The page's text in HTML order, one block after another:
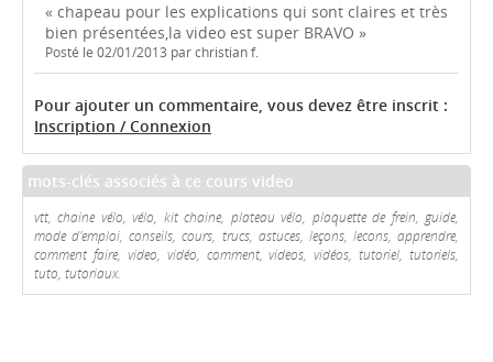
« chapeau pour les explications qui sont claires et très
bien présentées,la video est super BRAVO »
Posté le 02/01/2013 par christian f.
Pour ajouter un commentaire, vous devez être inscrit :
Inscription / Connexion
mots-clés associés à ce cours video
vtt, chaine vélo, vélo, kit chaine, plateau vélo, plaquette de frein, guide,
mode d'emploi, conseils, cours, trucs, astuces, leçons, lecons, apprendre,
comment faire, video, vidéo, comment, videos, vidéos, tutoriel, tutoriels,
tuto, tutoriaux.